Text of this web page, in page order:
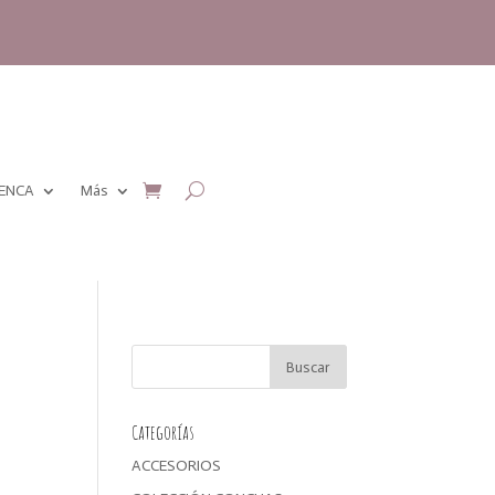
Más
Categorías
ACCESORIOS